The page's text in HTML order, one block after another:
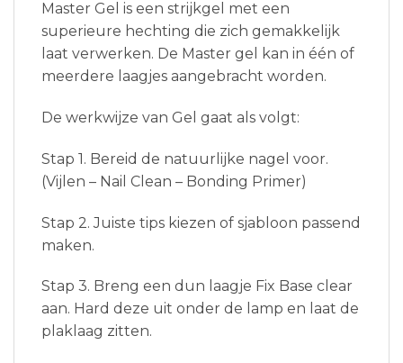
Master Gel is een strijkgel met een
superieure hechting die zich gemakkelijk
laat verwerken. De Master gel kan in één of
meerdere laagjes aangebracht worden.
De werkwijze van Gel gaat als volgt:
Stap 1. Bereid de natuurlijke nagel voor.
(Vijlen – Nail Clean – Bonding Primer)
Stap 2. Juiste tips kiezen of sjabloon passend
maken.
Stap 3. Breng een dun laagje Fix Base clear
aan. Hard deze uit onder de lamp en laat de
plaklaag zitten.